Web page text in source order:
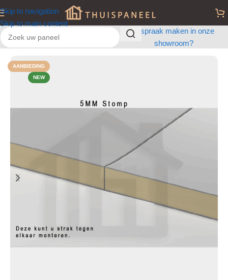
Skip to navigation
Skip to main content
Afspraak maken in onze
showroom?
Wandpanelen Natuursteen & Marmeren Panelen
AANBIEDING
NEW